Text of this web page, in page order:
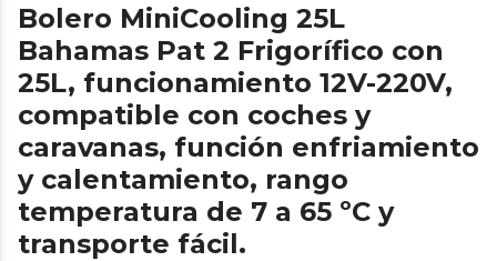
Bolero MiniCooling 25L
Bahamas Pat 2 Frigorífico con
25L, funcionamiento 12V-220V,
compatible con coches y
caravanas, función enfriamiento
y calentamiento, rango
temperatura de 7 a 65 ºC y
transporte fácil.